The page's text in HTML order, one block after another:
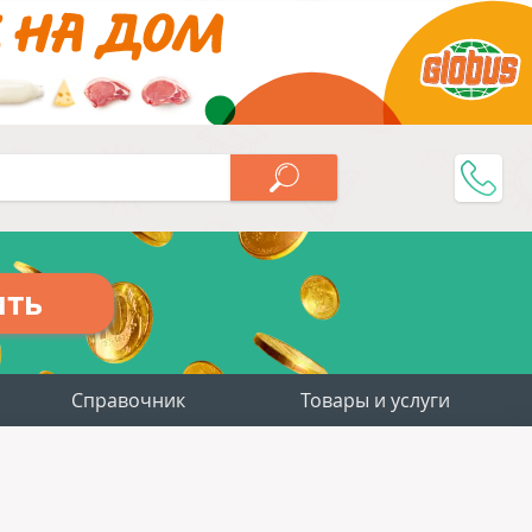
Справочник Товары и услуги